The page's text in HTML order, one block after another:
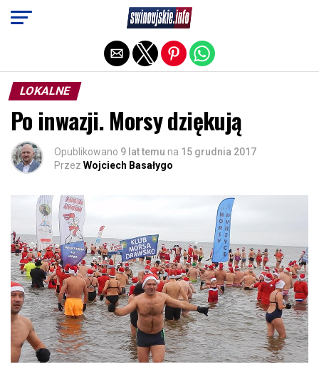
LOKALNE
Po inwazji. Morsy dziękują
Opublikowano 9 lat temu na 15 grudnia 2017
Przez Wojciech Basałygo
Exit mobile version